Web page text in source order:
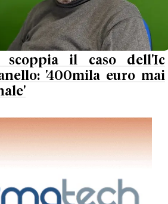
scoppia il caso dell'Ic
'400mila euro mai